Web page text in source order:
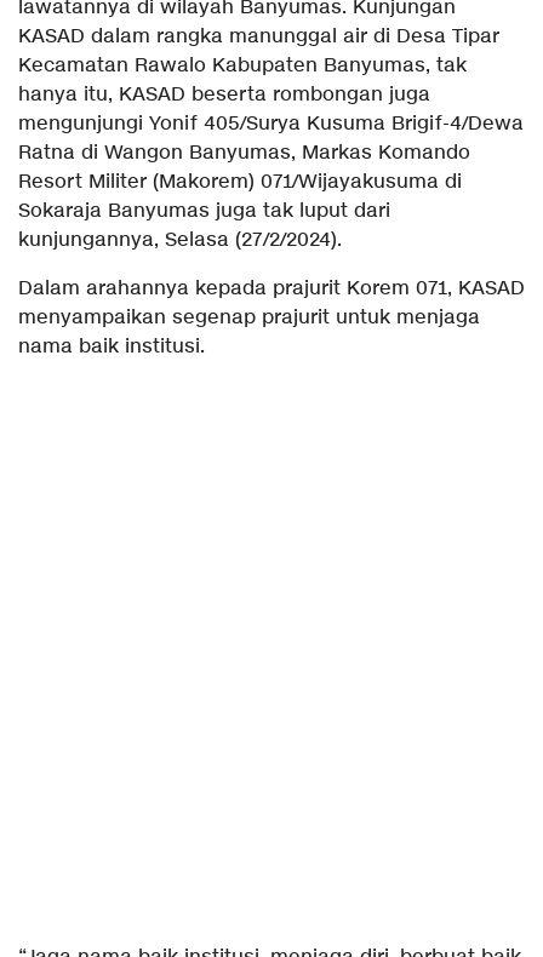
lawatannya di wilayah Banyumas. Kunjungan
KASAD dalam rangka manunggal air di Desa Tipar
Kecamatan Rawalo Kabupaten Banyumas, tak
hanya itu, KASAD beserta rombongan juga
mengunjungi Yonif 405/Surya Kusuma Brigif-4/Dewa
Ratna di Wangon Banyumas, Markas Komando
Resort Militer (Makorem) 071/Wijayakusuma di
Sokaraja Banyumas juga tak luput dari
kunjungannya, Selasa (27/2/2024).
Dalam arahannya kepada prajurit Korem 071, KASAD
menyampaikan segenap prajurit untuk menjaga
nama baik institusi.